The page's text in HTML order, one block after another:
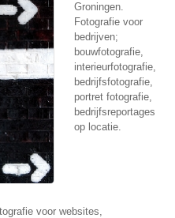
Groningen.
Fotografie voor
bedrijven;
bouwfotografie,
interieurfotografie,
bedrijfsfotografie,
portret fotografie,
bedrijfsreportages
op locatie.
voor websites,